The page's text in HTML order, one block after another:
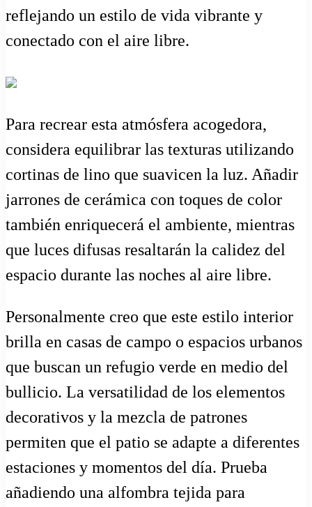
reflejando un estilo de vida vibrante y
conectado con el aire libre.
Para recrear esta atmósfera acogedora,
considera equilibrar las texturas utilizando
cortinas de lino que suavicen la luz. Añadir
jarrones de cerámica con toques de color
también enriquecerá el ambiente, mientras
que luces difusas resaltarán la calidez del
espacio durante las noches al aire libre.
Personalmente creo que este estilo interior
brilla en casas de campo o espacios urbanos
que buscan un refugio verde en medio del
bullicio. La versatilidad de los elementos
decorativos y la mezcla de patrones
permiten que el patio se adapte a diferentes
estaciones y momentos del día. Prueba
añadiendo una alfombra tejida para